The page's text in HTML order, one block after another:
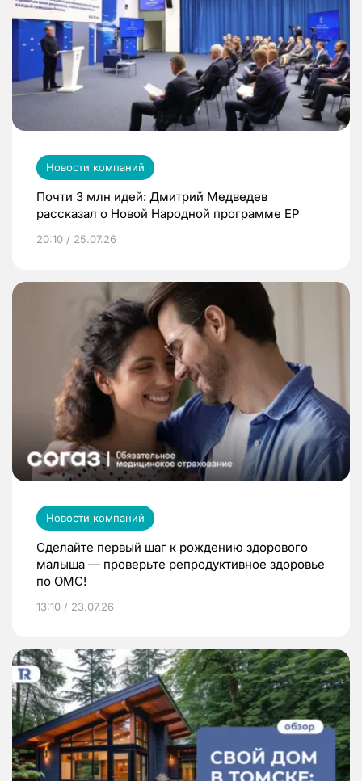
Новости компаний
Почти 3 млн идей: Дмитрий Медведев
рассказал о Новой Народной программе ЕР
20:10 / 25.07.26
Новости компаний
Сделайте первый шаг к рождению здорового
малыша — проверьте репродуктивное здоровье
по ОМС!
13:10 / 23.07.26